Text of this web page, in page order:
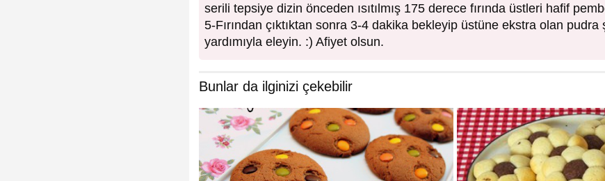
serili tepsiye dizin önceden ısıtılmış 175 derece fırında üstleri hafif
5-Fırından çıktıktan sonra 3-4 dakika bekleyip üstüne ekstra olan
yardımıyla eleyin. :) Afiyet olsun.
Bunlar da ilginizi çekebilir